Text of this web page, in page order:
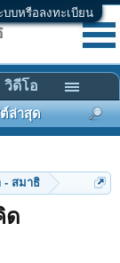
บบหรือลงทะเบียน
สมาธิ
ด
ล่าสุด
วิดีโอ